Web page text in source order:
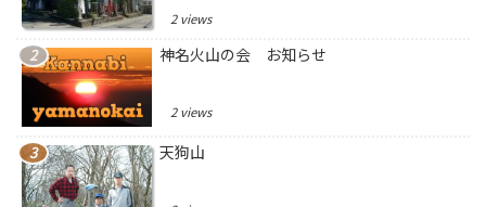
2 views
神名火山の会 お知らせ
2 views
天狗山